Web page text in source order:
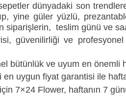
dünyadaki son
yine güler yüzlü,
siparişlerin, teslim günü ve
güvenilirliği ve
bütünlük ve uyum en önemli
uygun fiyat garantisi ile
7×24 Flower, haftanın 7